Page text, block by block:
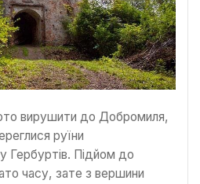
вирушити до Добромиля,
руїни
Гербуртів. Підйом до
часу, зате з вершини